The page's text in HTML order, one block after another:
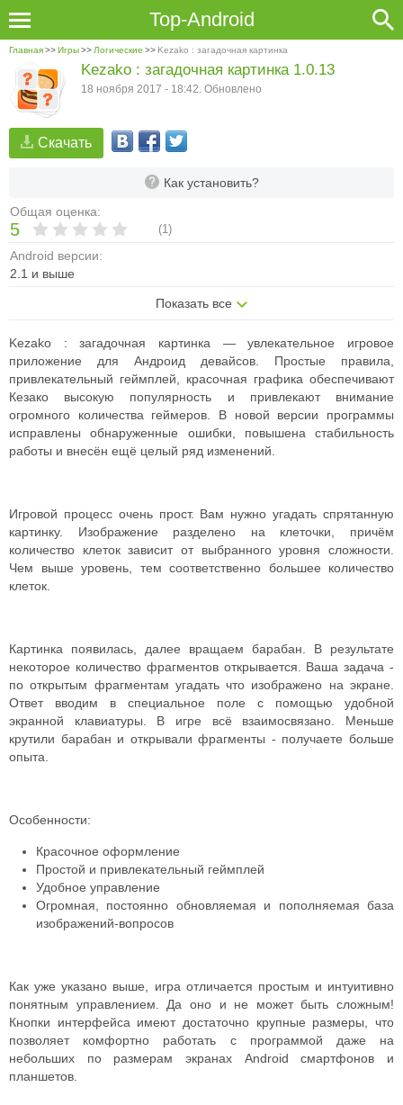
Top-Android
Главная>>Игры>> Логические >> Kezako : загадочная картинка
Скачать
Как установить?
Общая оценка:
5 (1)
Android версии:
2.1 и выше
Показать все
Kezako : загадочная картинка 1.0.13
18 ноября 2017 - 18:42. Обновлено
Kezako : загадочная картинка — увлекательное игровое
приложение для Андроид девайсов. Простые правила,
привлекательный геймплей, красочная графика обеспечивают
Кезако высокую популярность и привлекают внимание
огромного количества геймеров. В новой версии программы
исправлены обнаруженные ошибки, повышена стабильность
работы и внесён ещё целый ряд изменений.
Игровой процесс очень прост. Вам нужно угадать спрятанную
картинку. Изображение разделено на клеточки, причём
количество клеток зависит от выбранного уровня сложности.
Чем выше уровень, тем соответственно большее количество
клеток.
Картинка появилась, далее вращаем барабан. В результате
некоторое количество фрагментов открывается. Ваша задача -
по открытым фрагментам угадать что изображено на экране.
Ответ вводим в специальное поле с помощью удобной
экранной клавиатуры. В игре всё взаимосвязано. Меньше
крутили барабан и открывали фрагменты - получаете больше
опыта.
Особенности:
Красочное оформление
Простой и привлекательный геймплей
Удобное управление
Огромная, постоянно обновляемая и пополняемая база
изображений-вопросов
Как уже указано выше, игра отличается простым и интуитивно
понятным управлением. Да оно и не может быть сложным!
Кнопки интерфейса имеют достаточно крупные размеры, что
позволяет комфортно работать с программой даже на
небольших по размерам экранах Android смартфонов и
планшетов.